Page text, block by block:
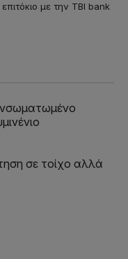
με την TBI bank
σε τοίχο αλλά